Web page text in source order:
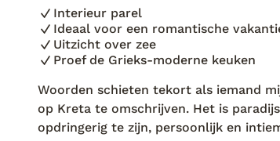
Interieur parel
Ideaal voor een romantische
Uitzicht over zee
Proef de Grieks-moderne keuken
Woorden schieten tekort als iemand
op Kreta te omschrijven. Het is
opdringerig te zijn, persoonlijk en